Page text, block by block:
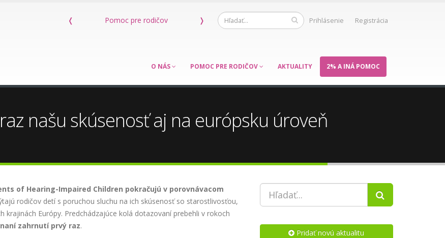
Prihlásenie Registrácia
❬ Kniha Máme dieťa s poruchou sluchu ❭
O NÁS POMOC PRE RODIČOV AKTUALITY 2% A INÁ POMOC
našu skúsenosť aj na európsku úroveň
of Hearing-Impaired Children pokračujú v porovnávacom
rodičov detí s poruchou sluchu na ich skúsenosť so starostlivosťou,
Európy. Predchádzajúce kolá dotazovaní prebehli v rokoch
zahrnutí prvý raz.
Pridať novú aktualitu